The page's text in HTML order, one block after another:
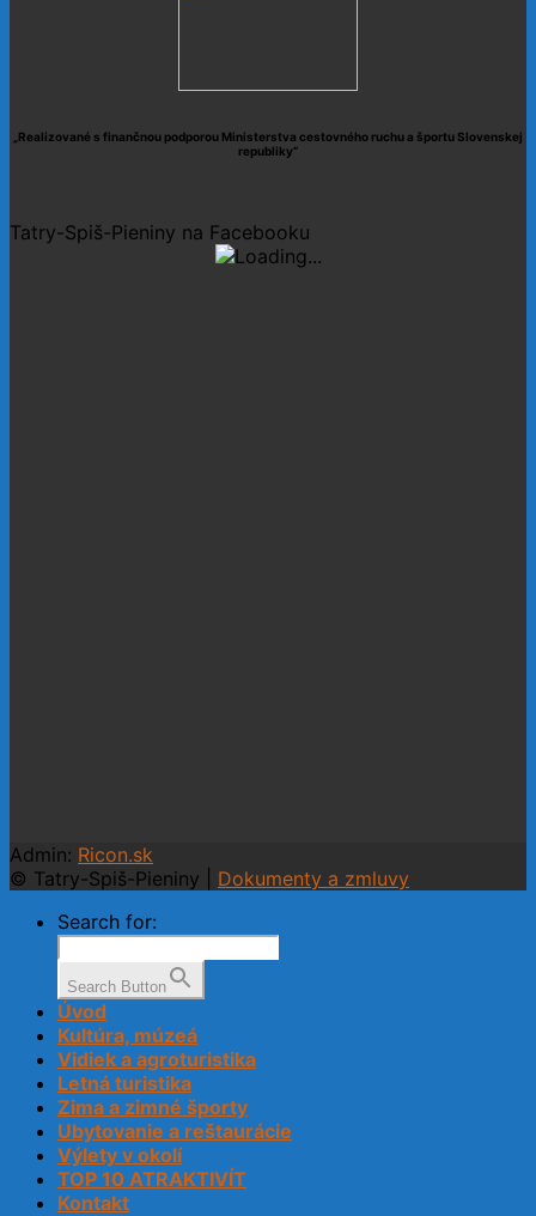
„Realizované s finančnou podporou Ministerstva cestovného ruchu a športu Slovenskej
republiky“
Tatry-Spiš-Pieniny na Facebooku
Admin: Ricon.sk
© Tatry-Spiš-Pieniny | Dokumenty a zmluvy
Search for:
Search Button
Úvod
Kultúra, múzeá
Vidiek a agroturistika
Letná turistika
Zima a zimné športy
Ubytovanie a reštaurácie
Výlety v okolí
TOP 10 ATRAKTIVÍT
Kontakt